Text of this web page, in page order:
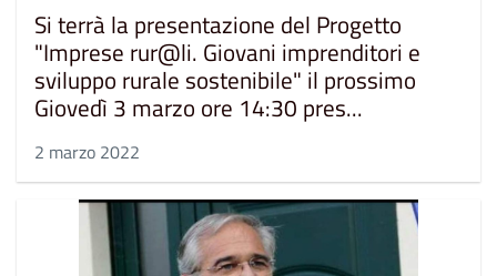
Si terrà la presentazione del Progetto
"Imprese rur@li. Giovani imprenditori e
sviluppo rurale sostenibile" il prossimo
Giovedì 3 marzo ore 14:30 pres...
2 marzo 2022